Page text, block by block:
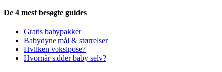
De 4 mest besøgte guides
Gratis babypakker
Babydyne mål & størrelser
Hvilken voksipose?
Hvornår sidder baby selv?